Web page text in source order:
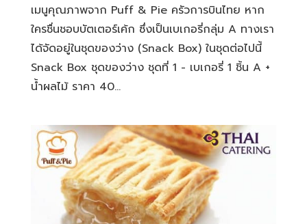
เมนูคุณภาพจาก Puff & Pie ครัวการบินไทย หาก
ใครชื่นชอบบัตเตอร์เค้ก ซึ่งเป็นเบเกอรี่กลุ่ม A ทางเรา
ได้จัดอยู่ในชุดของว่าง (Snack Box) ในชุดต่อไปนี้
Snack Box ชุดของว่าง ชุดที่ 1 - เบเกอรี่ 1 ชิ้น A +
น้ำผลไม้ ราคา 40...